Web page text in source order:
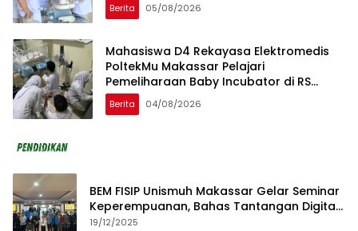
Berita 05/08/2026
Mahasiswa D4 Rekayasa Elektromedis
PoltekMu Makassar Pelajari
Pemeliharaan Baby Incubator di RS
Unhas
Berita 04/08/2026
BEM FISIP Unismuh Makassar Gelar Seminar
Keperempuanan, Bahas Tantangan Digital
dan Budaya Lokal
19/12/2025